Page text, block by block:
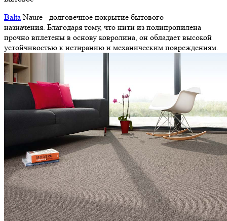
BaltaNaure - долговечное покрытие бытового
назначения. Благодаря тому, что нити из полипропилена
прочно вплетены в основу ковролина, он обладает высокой
устойчивостью к истиранию и механическим повреждениям.